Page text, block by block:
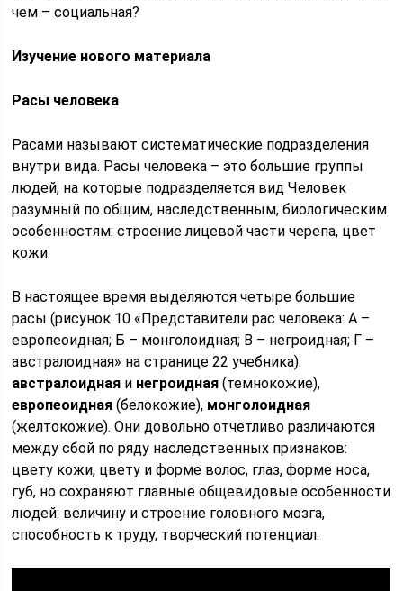
чем – социальная?
Изучение нового материала
Расы человека
Расами называют систематические подразделения
внутри вида. Расы человека – это большие группы
людей, на которые подразделяется вид Человек
разумный по общим, наследственным, биологическим
особенностям: строение лицевой части черепа, цвет
кожи.
В настоящее время выделяются четыре большие
расы (рисунок 10 «Представители рас человека: А –
европеоидная; Б – монголоидная; В – негроидная; Г –
австралоидная» на странице 22 учебника):
австралоидная и негроидная (темнокожие),
европеоидная(белокожие), монголоидная
(желтокожие). Они довольно отчетливо различаются
между сбой по ряду наследственных признаков:
цвету кожи, цвету и форме волос, глаз, форме носа,
губ, но сохраняют главные общевидовые особенности
людей: величину и строение головного мозга,
способность к труду, творческий потенциал.